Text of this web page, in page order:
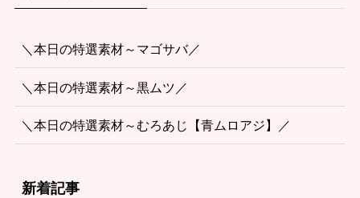
＼本日の特選素材～マゴサバ／
＼本日の特選素材～黒ムツ／
＼本日の特選素材～むろあじ【青ムロアジ】／
新着記事